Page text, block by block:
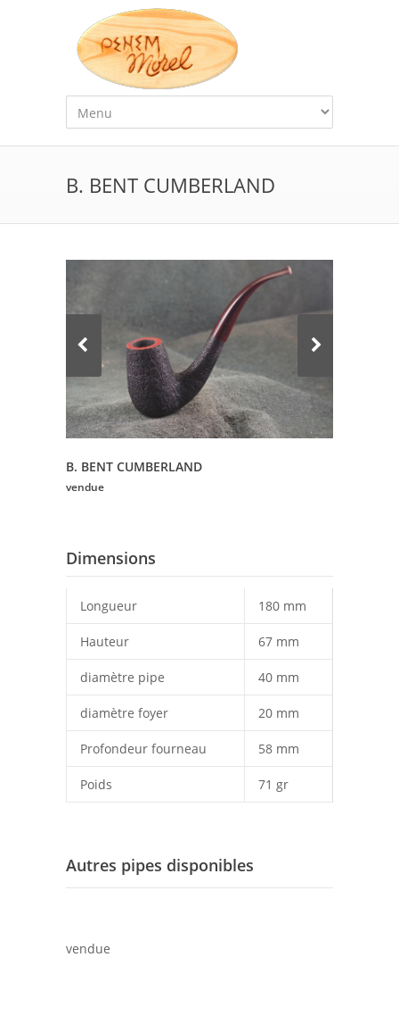
B. BENT CUMBERLAND
B. BENT CUMBERLAND
vendue
Dimensions
Longueur 180 mm
Hauteur 67 mm
diamètre pipe 40 mm
diamètre foyer 20 mm
Profondeur fourneau 58 mm
Poids 71 gr
Autres pipes disponibles
vendue